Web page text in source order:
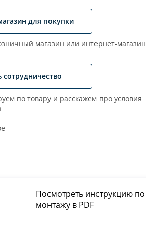
для покупки
магазин или интернет-магазин
сотрудничество
по товару и расскажем про условия
Посмотреть инструкцию по
монтажу в PDF